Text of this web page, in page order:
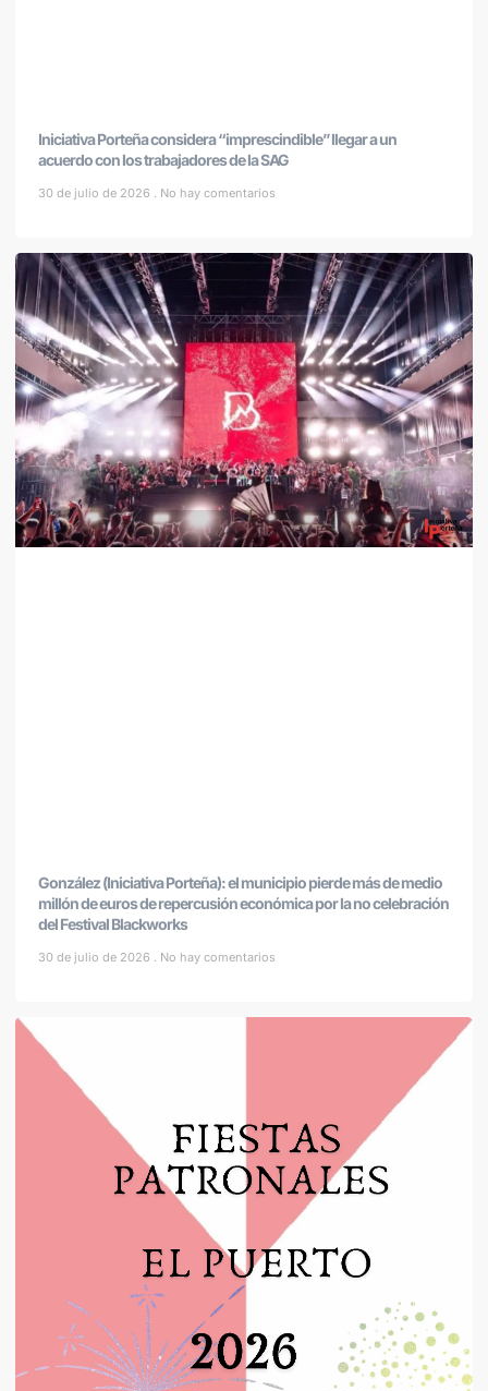
Iniciativa Porteña considera “imprescindible” llegar a un
acuerdo con los trabajadores de la SAG
30 de julio de 2026 No hay comentarios
González (Iniciativa Porteña): el municipio pierde más de medio
millón de euros de repercusión económica por la no celebración
del Festival Blackworks
30 de julio de 2026 No hay comentarios